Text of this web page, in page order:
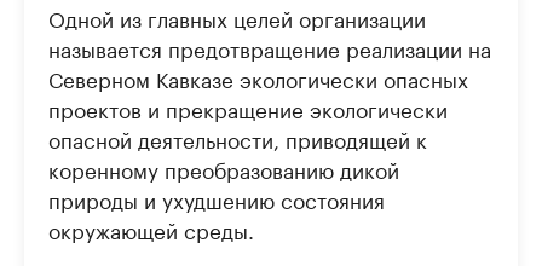
Одной из главных целей организации
называется предотвращение реализации на
Северном Кавказе экологически опасных
проектов и прекращение экологически
опасной деятельности, приводящей к
коренному преобразованию дикой
природы и ухудшению состояния
окружающей среды.